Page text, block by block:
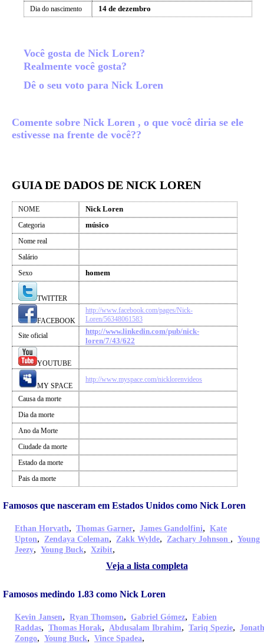
Dia do nascimento 14 de dezembro
Você gosta de Nick Loren?
Realmente você gosta?
Dê o seu voto para Nick Loren
Comente sobre Nick Loren , o que você diria se ele
estivesse na frente de você??
GUIA DE DADOS DE NICK LOREN
NOME Nick Loren
Categoria músico
Nome real
Salário
Sexo
homem
TWITTER
FACEBOOK
http://www.facebook.com/pages/Nick-
Loren/56348061583
Site oficial
http://www.linkedin.com/pub/nick-
loren/7/43/622
YOUTUBE
MY SPACE
http://www.myspace.com/nicklorenvideos
Causa da morte
Dia da morte
Ano da Morte
Ciudade da morte
Estado da morte
Pais da morte
Famosos que nasceram em Estados Unidos como Nick Loren
Ethan Horvath, Thomas Garner, James Gandolfini, Kate
Upton, Zendaya Coleman, Zakk Wylde, Zachary Johnson , Young
Jeezy, Young Buck, Xzibit,
Veja a lista completa
Famosos medindo 1.83 como Nick Loren
Kevin Jansen, Ryan Thomson, Gabriel Gómez, Fabien
Raddas, Thomas Horak, Abdusalam Ibrahim, Tariq Spezie,
Zongo, Young Buck, Vince Spadea,